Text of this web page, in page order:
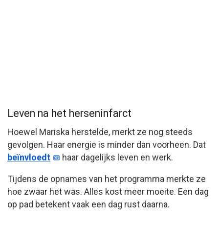
Leven na het herseninfarct
Hoewel Mariska herstelde, merkt ze nog steeds
gevolgen. Haar energie is minder dan voorheen. Dat
beïnvloedt
haar dagelijks leven en werk.
Tijdens de opnames van het programma merkte ze
hoe zwaar het was. Alles kost meer moeite. Een dag
op pad betekent vaak een dag rust daarna.